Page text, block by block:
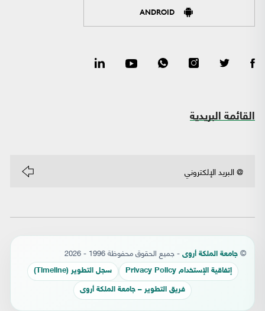
ANDROID
القائمة البريدية
© جامعة الملكة أروى - جميع الحقوق محفوظة 1996 - 2026
إتفاقية الإستخدام Privacy Policy سجل التطوير (Timeline)
فريق التطوير – جامعة الملكة أروى